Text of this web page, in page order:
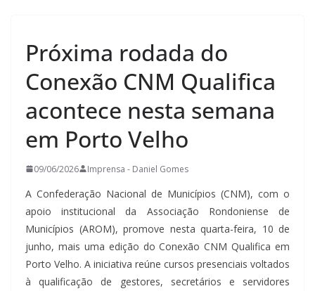
Próxima rodada do
Conexão CNM Qualifica
acontece nesta semana
em Porto Velho
09/06/2026 Imprensa - Daniel Gomes
A Confederação Nacional de Municípios (CNM), com o
apoio institucional da Associação Rondoniense de
Municípios (AROM), promove nesta quarta-feira, 10 de
junho, mais uma edição do Conexão CNM Qualifica em
Porto Velho. A iniciativa reúne cursos presenciais voltados
à qualificação de gestores, secretários e servidores